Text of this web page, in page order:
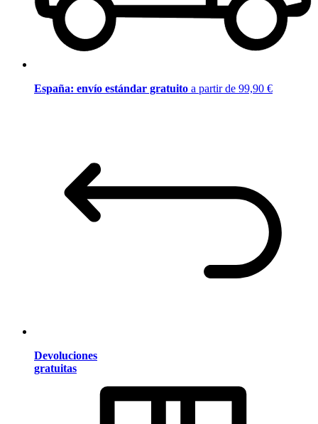
España: envío estándar gratuito a partir de 99,90 €
Devoluciones
gratuitas